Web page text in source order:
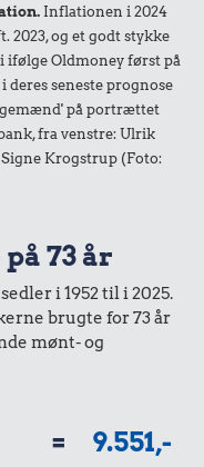
Inflationen i 2024
2023, og et godt stykke
ifølge Oldmoney først på
seneste prognose
på portrættet
fra venstre: Ulrik
Krogstrup (Foto:
på 73 år
i 1952 til i 2025.
brugte for 73 år
mønt- og
= 9.551,-